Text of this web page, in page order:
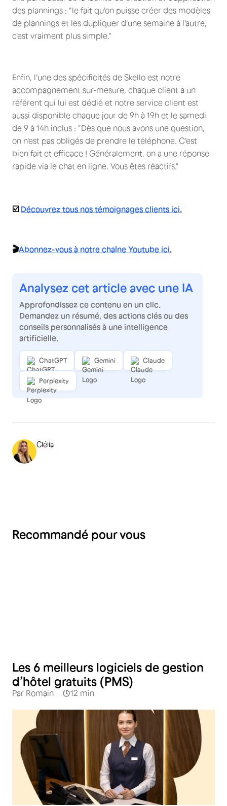
des plannings : "le fait qu'on puisse créer des modèles
de plannings et les dupliquer d'une semaine à l'autre,
c'est vraiment plus simple."
Enfin, l'une des spécificités de Skello est notre
accompagnement sur-mesure, chaque client a un
référent qui lui est dédié et notre service client est
aussi disponible chaque jour de 9h à 19h et le samedi
de 9 à 14h inclus : "Dès que nous avons une question,
on n'est pas obligés de prendre le téléphone. C'est
bien fait et efficace ! Généralement, on a une réponse
rapide via le chat en ligne. Vous êtes réactifs."
☑️ Découvrez tous nos témoignages clients ici.
🎬Abonnez-vous à notre chaîne Youtube ici.
Analysez cet article avec une IA
Approfondissez ce contenu en un clic.
Demandez un résumé, des actions clés ou des
conseils personnalisés à une intelligence
artificielle.
ChatGPT Gemini Claude
Perplexity
Clélia
Recommandé pour vous
Les 6 meilleurs logiciels de gestion
d’hôtel gratuits (PMS)
Par Romain 12 min